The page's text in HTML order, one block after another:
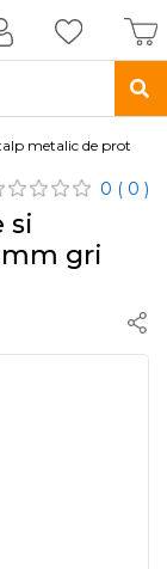
metalic de
0 ( 0 )
si
mm gri